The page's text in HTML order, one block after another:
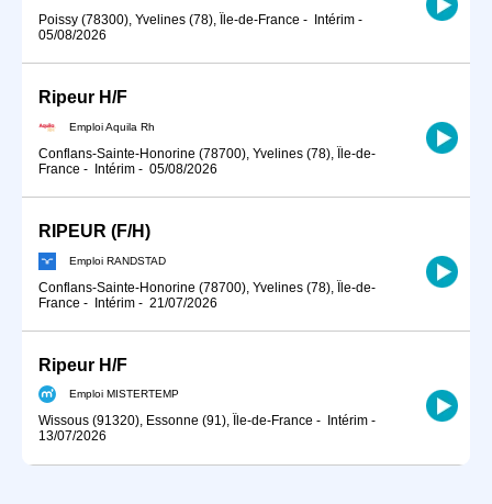
Poissy (78300), Yvelines (78), Île-de-France - Intérim -
05/08/2026
Ripeur H/F
Emploi Aquila Rh
Conflans-Sainte-Honorine (78700), Yvelines (78), Île-de-
France - Intérim - 05/08/2026
RIPEUR (F/H)
Emploi RANDSTAD
Conflans-Sainte-Honorine (78700), Yvelines (78), Île-de-
France - Intérim - 21/07/2026
Ripeur H/F
Emploi MISTERTEMP
Wissous (91320), Essonne (91), Île-de-France - Intérim -
13/07/2026